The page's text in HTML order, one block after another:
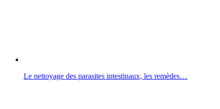
Le nettoyage des parasites intestinaux, les remèdes…